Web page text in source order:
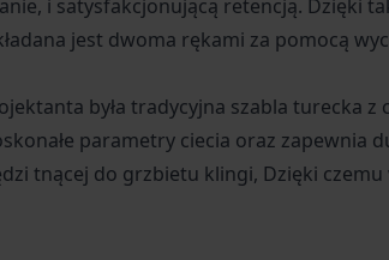
i satysfakcjonującą retencją. Dzięki
jest dwoma rękami za pomocą
była tradycyjna szabla turecka
parametry ciecia oraz zapewnia
tnącej do grzbietu klingi, Dzięki